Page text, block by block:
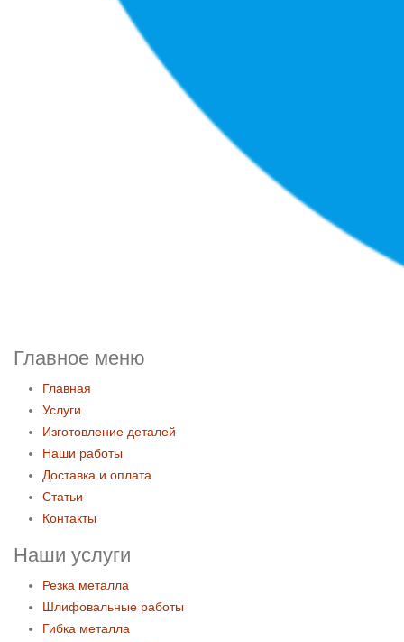
Главное меню
Главная
Услуги
Изготовление деталей
Наши работы
Доставка и оплата
Статьи
Контакты
Наши услуги
Резка металла
Шлифовальные работы
Гибка металла